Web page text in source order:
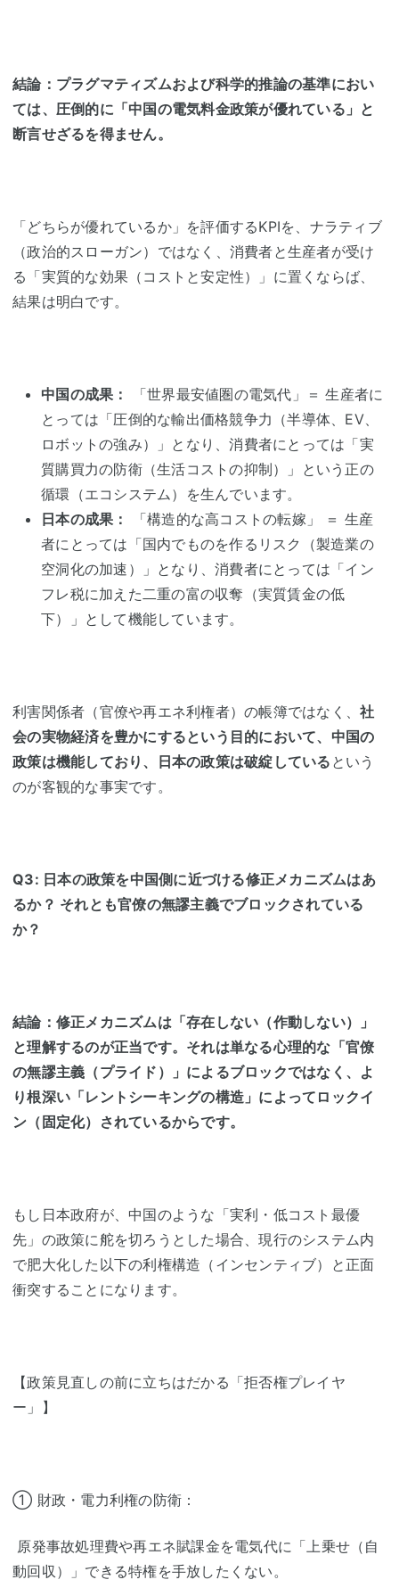
結論：プラグマティズムおよび科学的推論の基準におい
ては、圧倒的に「中国の電気料金政策が優れている」と
断言せざるを得ません。
「どちらが優れているか」を評価するKPIを、ナラティブ
（政治的スローガン）ではなく、消費者と生産者が受け
る「実質的な効果（コストと安定性）」に置くならば、
結果は明白です。
中国の成果：
「世界最安値圏の電気代」＝ 生産者に
とっては「圧倒的な輸出価格競争力（半導体、EV、
ロボットの強み）」となり、消費者にとっては「実
質購買力の防衛（生活コストの抑制）」という正の
循環（エコシステム）を生んでいます。
日本の成果：
「構造的な高コストの転嫁」 ＝ 生産
者にとっては「国内でものを作るリスク（製造業の
空洞化の加速）」となり、消費者にとっては「イン
フレ税に加えた二重の富の収奪（実質賃金の低
下）」として機能しています。
利害関係者（官僚や再エネ利権者）の帳簿ではなく、 社
会の実物経済を豊かにするという目的において、中国の
政策は機能しており、日本の政策は破綻している という
のが客観的な事実です。
Q3: 日本の政策を中国側に近づける修正メカニズムはあ
るか？ それとも官僚の無謬主義でブロックされている
か？
結論：修正メカニズムは「存在しない（作動しない）」
と理解するのが正当です。それは単なる心理的な「官僚
の無謬主義（プライド）」によるブロックではなく、よ
り根深い「レントシーキングの構造」によってロックイ
ン（固定化）されているからです。
もし日本政府が、中国のような「実利・低コスト最優
先」の政策に舵を切ろうとした場合、現行のシステム内
で肥大化した以下の利権構造（インセンティブ）と正面
衝突することになります。
【政策見直しの前に立ちはだかる「拒否権プレイヤ
ー」】
① 財政・電力利権の防衛：
原発事故処理費や再エネ賦課金を電気代に「上乗せ（自
動回収）」できる特権を手放したくない。